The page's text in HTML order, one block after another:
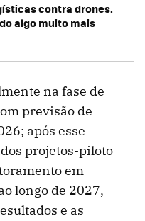
contra drones.
algo muito mais
na fase de
previsão de
após esse
projetos-piloto
em
longo de 2027,
e as